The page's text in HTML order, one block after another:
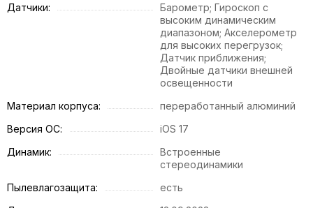
Датчики:
Барометр; Гироскоп с
высоким динамическим
диапазоном; Акселерометр
для высоких перегрузок;
Датчик приближения;
Двойные датчики внешней
освещенности
Материал корпуса:
переработанный алюминий
Версия ОС:
iOS 17
Динамик:
Встроенные
стереодинамики
Пылевлагозащита:
есть